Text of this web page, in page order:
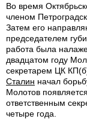
Во время
членом
Затем его
председателем
работа была
двадцатом году
секретарем ЦК
Сталин начал
Молотов
ответственным
четыре года.